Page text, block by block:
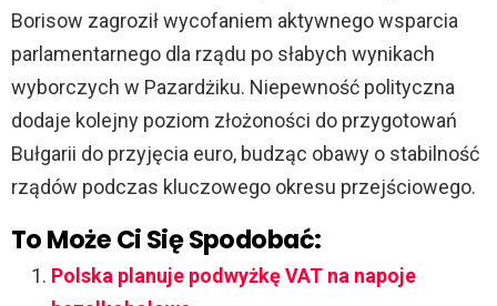
Borisow zagroził wycofaniem aktywnego wsparcia
parlamentarnego dla rządu po słabych wynikach
wyborczych w Pazardżiku. Niepewność polityczna
dodaje kolejny poziom złożoności do przygotowań
Bułgarii do przyjęcia euro, budząc obawy o stabilność
rządów podczas kluczowego okresu przejściowego.
To Może Ci Się Spodobać:
Polska planuje podwyżkę VAT na napoje